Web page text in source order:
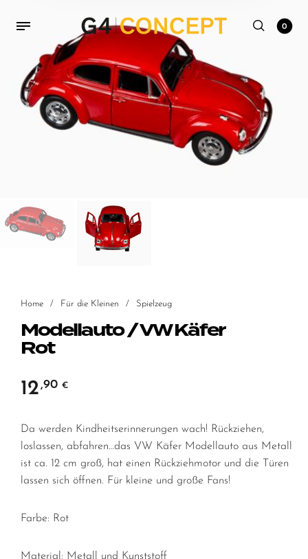
0
Home / Für die Kleinen / Spielzeug
Modellauto / VW Käfer
Rot
12,90 €
Da werden Kindheitserinnerungen wach! Rückziehen,
loslassen, abfahren…das VW Käfer Modellauto aus Metall
ist ca. 12 cm groß, hat einen Rückziehmotor und die Türen
lassen sich öffnen. Für kleine und große Fans!
Farbe: Rot
Material: Metall und Kunststoff